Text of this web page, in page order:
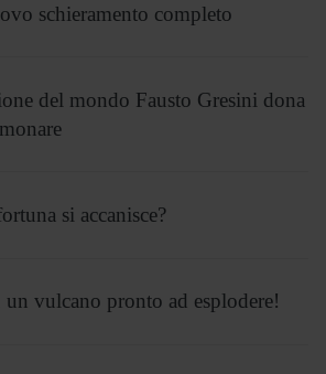
schieramento completo
del mondo Fausto Gresini dona
si accanisce?
vulcano pronto ad esplodere!